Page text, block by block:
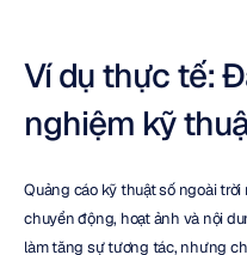
Ví dụ thực tế:
nghiệm kỹ
Quảng cáo kỹ thuật số ngoài
chuyển động, hoạt ảnh và nội
làm tăng sự tương tác, nhưng